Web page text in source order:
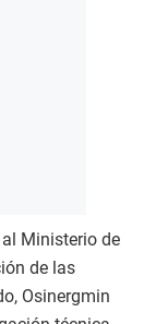
Ministerio de
de las
Osinergmin